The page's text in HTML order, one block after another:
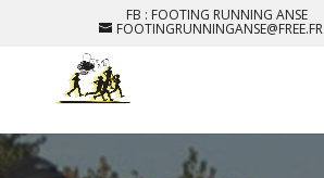
FB : FOOTING RUNNING ANSE
FOOTINGRUNNINGANSE@FREE.FR